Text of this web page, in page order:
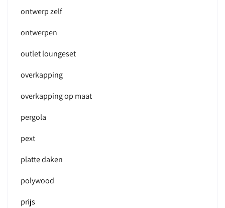
ontwerp zelf
ontwerpen
outlet loungeset
overkapping
overkapping op maat
pergola
pext
platte daken
polywood
prijs